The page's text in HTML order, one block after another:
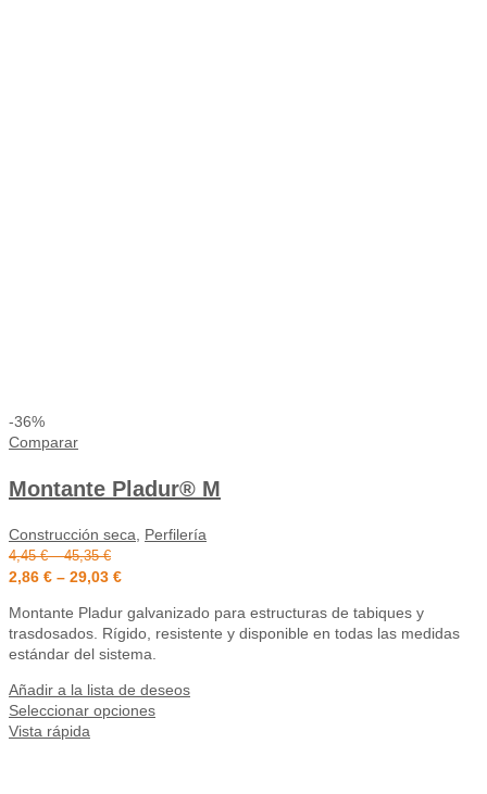
-36%
Comparar
Montante Pladur® M
Construcción seca Perfilería
4,45€–45,35€
2,86 € – 29,03 €
Montante Pladur galvanizado para estructuras de tabiques y
trasdosados. Rígido, resistente y disponible en todas las medidas
estándar del sistema.
Añadir a la lista de deseos
Seleccionar opciones
Vista rápida